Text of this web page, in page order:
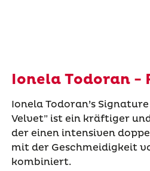
Ionela Todoran -
Ionela Todoran’s
Velvet” ist ein kräftiger
der einen intensiven
mit der Geschmeidigkeit
kombiniert.